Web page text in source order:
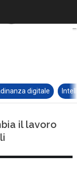
digitale
il lavoro